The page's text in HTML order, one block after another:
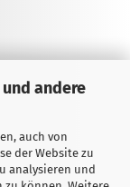
andere
auch von
der Website zu
analysieren und